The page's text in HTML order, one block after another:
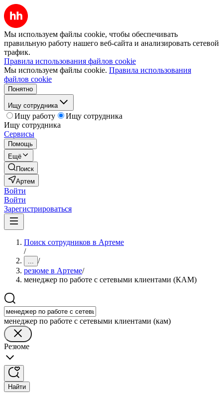
Мы используем файлы cookie, чтобы обеспечивать
правильную работу нашего веб-сайта и анализировать сетевой
трафик.
Правила использования файлов cookie
Мы используем файлы cookie. Правила использования
файлов cookie
Понятно
Ищу сотрудника
Ищу работу
Ищу сотрудника
Ищу сотрудника
Сервисы
Помощь
Ещё
Поиск
Артем
Войти
Войти
Зарегистрироваться
Поиск сотрудников в Артеме
/
... /
резюме в Артеме/
менеджер по работе с сетевыми клиентами (КАМ)
менеджер по работе с сетевыми клиентами (кам)
Резюме
Найти